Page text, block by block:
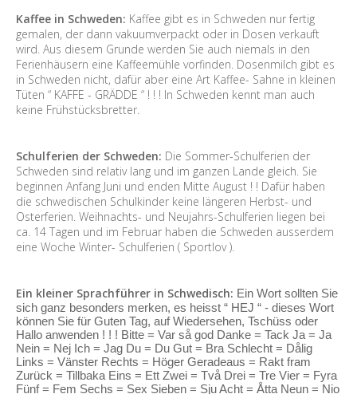
Kaffee in Schweden: Kaffee gibt es in Schweden nur fertig
gemalen, der dann vakuumverpackt oder in Dosen verkauft
wird. Aus diesem Grunde werden Sie auch niemals in den
Ferienhäusern eine Kaffeemühle vorfinden. Dosenmilch gibt es
in Schweden nicht, dafür aber eine Art Kaffee- Sahne in kleinen
Tüten “ KAFFE - GRÄDDE “ ! ! ! In Schweden kennt man auch
keine Frühstücksbretter.
Schulferien der Schweden: Die Sommer-Schulferien der
Schweden sind relativ lang und im ganzen Lande gleich. Sie
beginnen Anfang Juni und enden Mitte August ! ! Dafür haben
die schwedischen Schulkinder keine längeren Herbst- und
Osterferien. Weihnachts- und Neujahrs-Schulferien liegen bei
ca. 14 Tagen und im Februar haben die Schweden ausserdem
eine Woche Winter- Schulferien ( Sportlov ).
Ein kleiner Sprachführer in Schwedisch: Ein Wort sollten Sie
sich ganz besonders merken, es heisst “ HEJ “ - dieses Wort
können Sie für Guten Tag, auf Wiedersehen, Tschüss oder
Hallo anwenden ! ! ! Bitte = Var så god Danke = Tack Ja = Ja
Nein = Nej Ich = Jag Du = Du Gut = Bra Schlecht = Dålig
Links = Vänster Rechts = Höger Geradeaus = Rakt fram
Zurück = Tillbaka Eins = Ett Zwei = Två Drei = Tre Vier = Fyra
Fünf = Fem Sechs = Sex Sieben = Sju Acht = Åtta Neun = Nio